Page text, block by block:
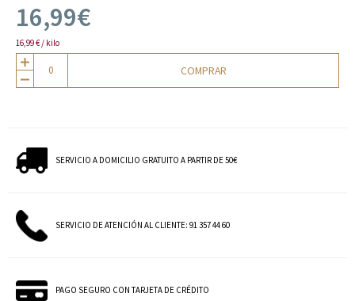
16,99€
16,99 € / kilo
COMPRAR
SERVICIO A DOMICILIO GRATUITO A PARTIR DE 50€
SERVICIO DE ATENCIÓN AL CLIENTE: 91 357 44 60
PAGO SEGURO CON TARJETA DE CRÉDITO